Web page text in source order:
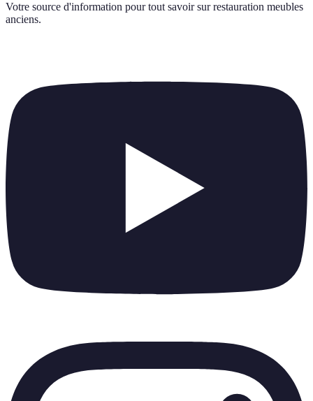
Votre source d'information pour tout savoir sur restauration meubles
anciens.